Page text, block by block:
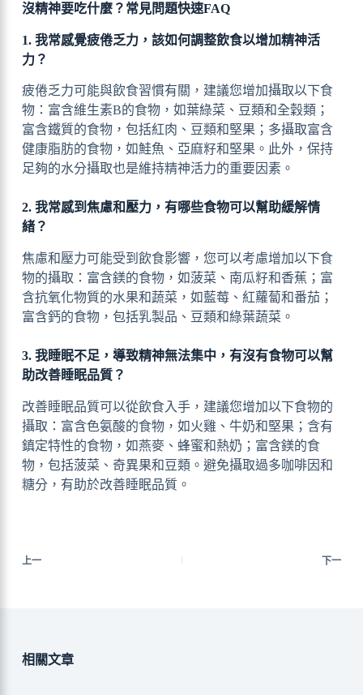
沒精神要吃什麼？常見問題快速FAQ
1. 我常感覺疲倦乏力，該如何調整飲食以增加精神活
力？
疲倦乏力可能與飲食習慣有關，建議您增加攝取以下食
物：富含維生素B的食物，如葉綠菜、豆類和全穀類；
富含鐵質的食物，包括紅肉、豆類和堅果；多攝取富含
健康脂肪的食物，如鮭魚、亞麻籽和堅果。此外，保持
足夠的水分攝取也是維持精神活力的重要因素。
2. 我常感到焦慮和壓力，有哪些食物可以幫助緩解情
緒？
焦慮和壓力可能受到飲食影響，您可以考慮增加以下食
物的攝取：富含鎂的食物，如菠菜、南瓜籽和香蕉；富
含抗氧化物質的水果和蔬菜，如藍莓、紅蘿蔔和番茄；
富含鈣的食物，包括乳製品、豆類和綠葉蔬菜。
3. 我睡眠不足，導致精神無法集中，有沒有食物可以幫
助改善睡眠品質？
改善睡眠品質可以從飲食入手，建議您增加以下食物的
攝取：富含色氨酸的食物，如火雞、牛奶和堅果；含有
鎮定特性的食物，如燕麥、蜂蜜和熱奶；富含鎂的食
物，包括菠菜、奇異果和豆類。避免攝取過多咖啡因和
糖分，有助於改善睡眠品質。
上一 下一
相關文章